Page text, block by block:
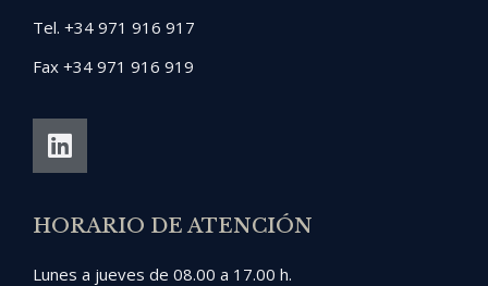
Tel. +34 971 916 917
Fax +34 971 916 919
HORARIO DE ATENCIÓN
Lunes a jueves de 08.00 a 17.00 h.